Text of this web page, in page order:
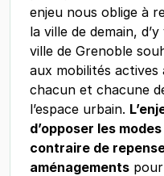
enjeu nous oblige à
la ville de demain,
ville de Grenoble
aux mobilités
chacun et chacune
l’espace urbain.
d’opposer les
contraire de
aménagements